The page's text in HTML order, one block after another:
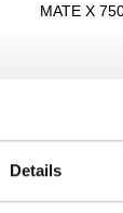
Details
MATE X